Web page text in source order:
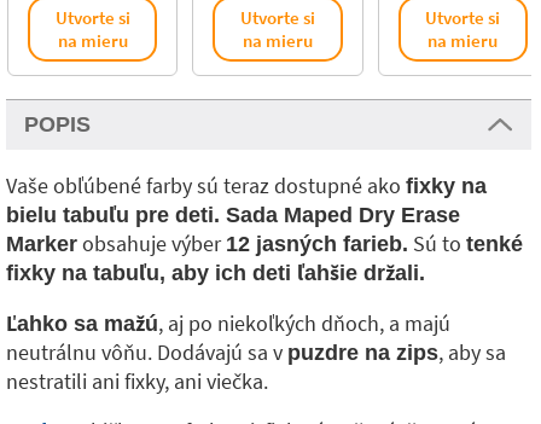
Utvorte si
na mieru
Utvorte si
na mieru
Utvorte si
na mieru
POPIS
Vaše obľúbené farby sú teraz dostupné ako fixky na
bielu tabuľu pre deti. Sada Maped Dry Erase
Marker obsahuje výber 12 jasných farieb. Sú to tenké
fixky na tabuľu, aby ich deti ľahšie držali.
Ľahko sa mažú, aj po niekoľkých dňoch, a majú
neutrálnu vôňu. Dodávajú sa v puzdre na zips, aby sa
nestratili ani fixky, ani viečka.